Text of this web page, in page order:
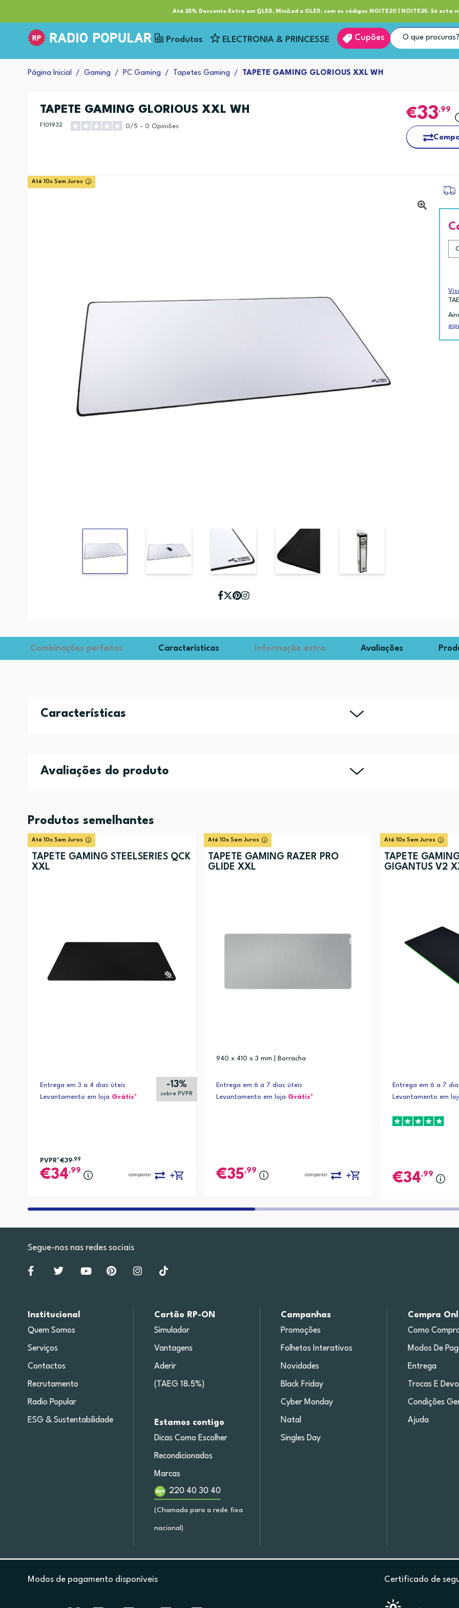
Até 25% Desconto Extra em QLED, MiniLed e OLED, com os códigos NOITE20 | NOITE25. Só esta
Serviços Clube RP+ Entrega
Produtos ELECTRONIA & PRINCESSE Cupões
Página Inicial Gaming PC Gaming Tapetes Gaming TAPETE GAMING GLORIOUS XXL WH
TAPETE GAMING GLORIOUS XXL WH
F101932 0/5 - 0 Opiniões
33,99
Até 10x Sem Juros
Combinações perfeitas Características Informação extra Avaliações
Características
Avaliações do produto
Produtos semelhantes
Até 10x Sem Juros
TAPETE GAMING STEELSERIES QCK
XXL
Entrega em 3 a 4 dias úteis
Levantamento em loja Grátis*
-13%
sobre PVPR
PVPR*€39,99
34,99
comparar
Até 10x Sem Juros
TAPETE GAMING RAZER PRO
GLIDE XXL
940 x 410 x 3 mm | Borracha
Entrega em 6 a 7 dias úteis
Levantamento em loja Grátis*
35,99
comparar
Até 10x Sem Juros
TAPETE
GIGANTUS V2
Entrega em 6 a 7
Levantamento em
34,99
Segue-nos nas redes sociais
Institucional
Quem Somos
Serviços
Contactos
Recrutamento
Radio Popular
ESG & Sustentabilidade
Cartão RP-ON
Simulador
Vantagens
Aderir
(TAEG 18.5%)
Estamos contigo
Dicas Como Escolher
Recondicionados
Marcas
220 40 30 40
(Chamada para a rede fixa
nacional)
Campanhas
Promoções
Folhetos Interativos
Novidades
Black Friday
Cyber Monday
Natal
Singles Day
Compra
Como
Modos De
Entrega
Trocas E
Condições
Ajuda
Modos de pagamento disponíveis Certificado de